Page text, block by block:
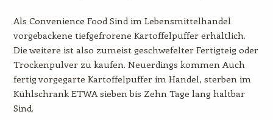
Als Convenience Food Sind im Lebensmittelhandel
vorgebackene tiefgefrorene Kartoffelpuffer erhältlich.
Die weitere ist also zumeist geschwefelter Fertigteig oder
Trockenpulver zu kaufen. Neuerdings kommen Auch
fertig vorgegarte Kartoffelpuffer im Handel, sterben im
Kühlschrank ETWA sieben bis Zehn Tage lang haltbar
Sind.